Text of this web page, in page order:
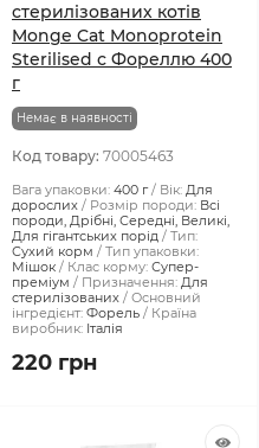
стерилізованих котів
Monge Cat Monoprotein
Sterilised с Фореллю 400
г
Немає в наявності
Код товару: 70005463
Вага упаковки: 400 г Вік: Для
дорослих
Розмір породи: Всі
породи, Дрібні, Середні, Великі,
Для гігантських порід
Тип:
Сухий корм
Тип упаковки:
Мішок
Клас корму: Супер-
преміум
Призначення: Для
стерилізованих
Основний
інгредієнт: Форель
Країна
виробник: Італія
220 грн